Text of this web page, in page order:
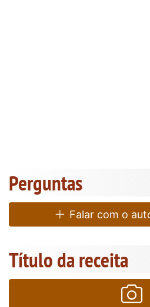
Perguntas
Falar com o
Título da receita